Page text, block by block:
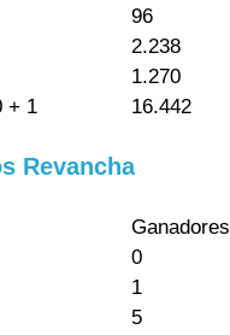
96
2.238
1.270
+ 1
16.442
Revancha
Ganadores
0
1
5